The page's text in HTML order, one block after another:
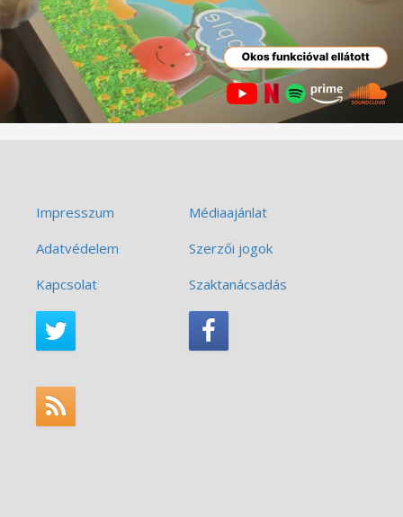
Impresszum
Médiaajánlat
Adatvédelem
Szerzői jogok
Kapcsolat
Szaktanácsadás